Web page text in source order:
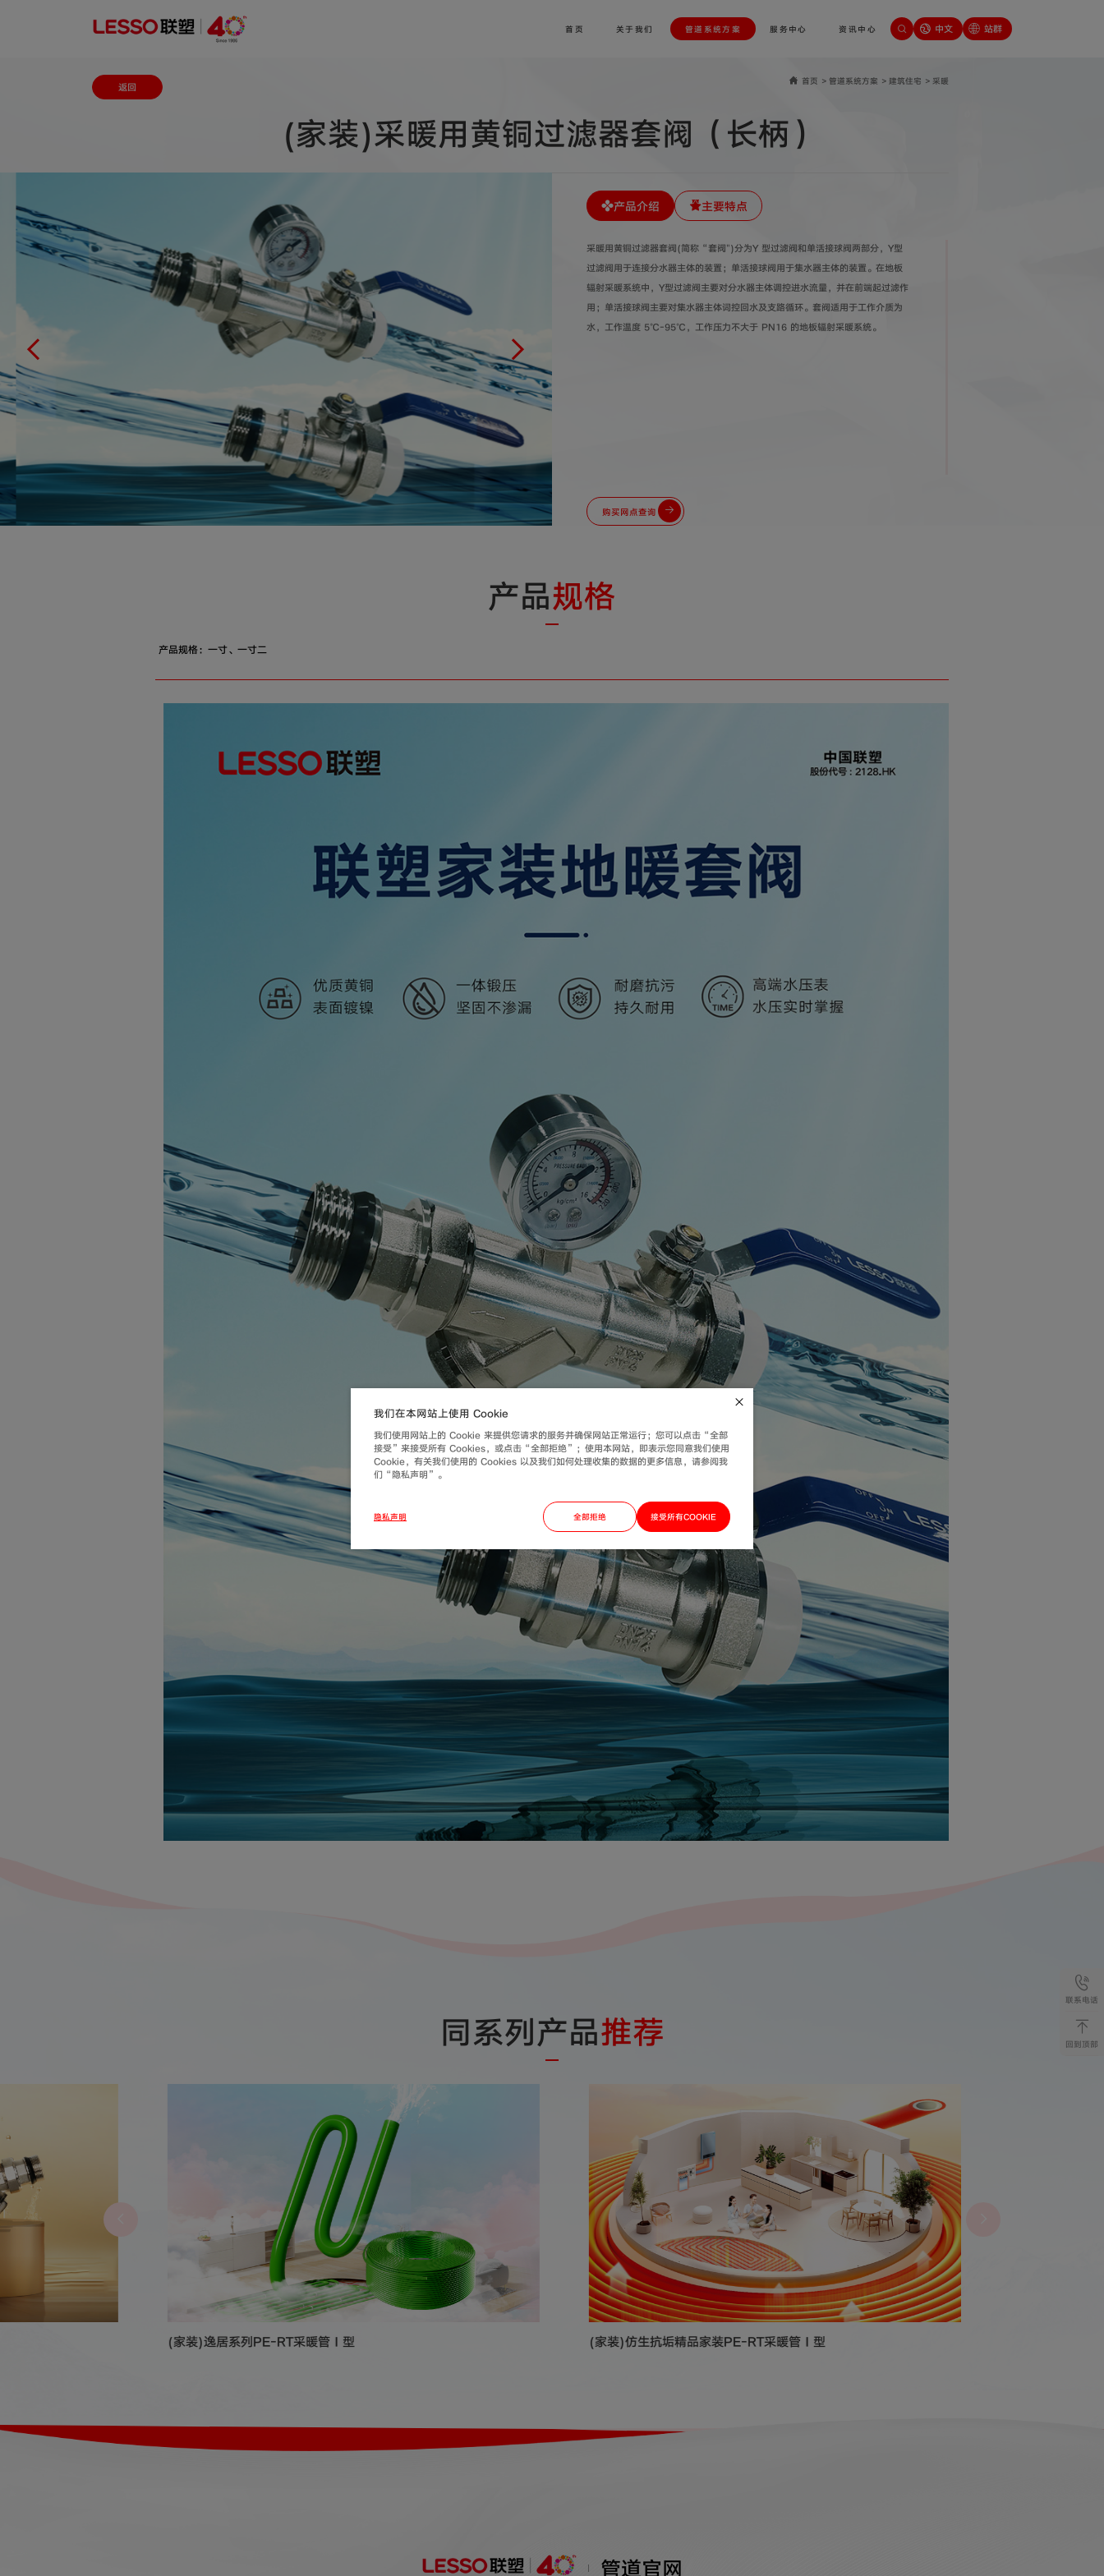
首页 关于我们 管道系统方案 服务中心 资讯中心 中文 站群
返回 首页 > 管道系统方案 > 建筑住宅 > 采暖
(家装)采暖用黄铜过滤器套阀（长柄）
产品介绍 主要特点
采暖用黄铜过滤器套阀(简称“套阀")分为Y 型过滤阀和单活接球阀两部分，Y型
过滤阀用于连接分水器主体的装置；单活接球阀用于集水器主体的装置。在地板
辐射采暖系统中，Y型过滤阀主要对分水器主体调控进水流量，并在前端起过滤作
用；单活接球阀主要对集水器主体词控回水及支路循环。套阀适用于工作介质为
水，工作温度 5℃-95℃，工作压力不大于 PN16 的地板辐射采暖系统。
购买网点查询
产品规格
产品规格：一寸、一寸二
同系列产品推荐
(家装)逸居系列PE-RT采暖管Ⅰ型 (家装)仿生抗垢精品家装PE-RT采暖管Ⅰ型
管道官网
联系电话
回到顶部
我们在本网站上使用 Cookie
我们使用网站上的 Cookie 来提供您请求的服务并确保网站正常运行；您可以点击“全部
接受”来接受所有 Cookies，或点击“全部拒绝”；使用本网站，即表示您同意我们使用
Cookie，有关我们使用的 Cookies 以及我们如何处理收集的数据的更多信息，请参阅我
们“隐私声明”。
隐私声明 全部拒绝 接受所有COOKIE